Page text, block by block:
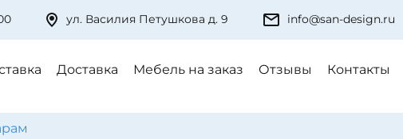
ул. Василия Петушкова д. 9 info@san-design.ru
Доставка Мебель на заказ Отзывы Контакты